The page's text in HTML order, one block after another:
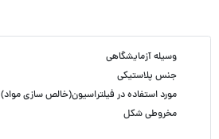
وسیله آزمایشگاهی
جنس پلاستیکی
مورد استفاده در فیلتراسیون(خالص سازی مواد)
مخروطی شکل